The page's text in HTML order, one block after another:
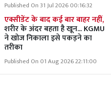
Published On 31 Jul 2026 00:16:32
एक्सीडेंट के बाद कई बार बाहर नहीं,
शरीर के अंदर बहता है खून... KGMU
ने खोज निकाला इसे पकड़ने का
तरीका
Published On 01 Aug 2026 22:11:00